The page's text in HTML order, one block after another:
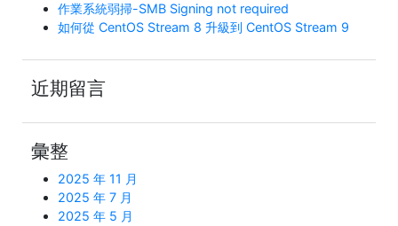
作業系統弱掃-SMB Signing not required
如何從 CentOS Stream 8 升級到 CentOS Stream 9
近期留言
彙整
2025 年 11 月
2025 年 7 月
2025 年 5 月